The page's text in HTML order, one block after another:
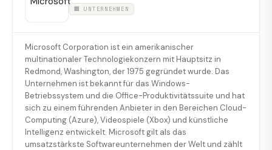
🏢 UNTERNEHMEN
Microsoft Corporation ist ein amerikanischer
multinationaler Technologiekonzern mit Hauptsitz in
Redmond, Washington, der 1975 gegründet wurde. Das
Unternehmen ist bekannt für das Windows-
Betriebssystem und die Office-Produktivitätssuite und hat
sich zu einem führenden Anbieter in den Bereichen Cloud-
Computing (Azure), Videospiele (Xbox) und künstliche
Intelligenz entwickelt. Microsoft gilt als das
umsatzstärkste Softwareunternehmen der Welt und zählt